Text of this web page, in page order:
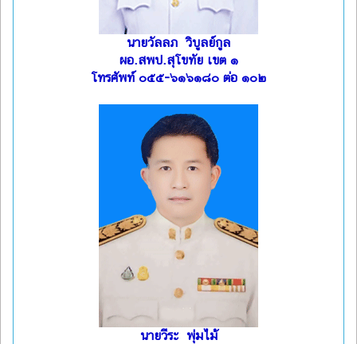
นายวัลลภ วิบูลย์กูล
ผอ.สพป.สุโขทัย เขต ๑
โทรศัพท์ ๐๕๕-๖๑๖๑๘๐ ต่อ ๑๐๒
นายวีระ พุ่มไม้